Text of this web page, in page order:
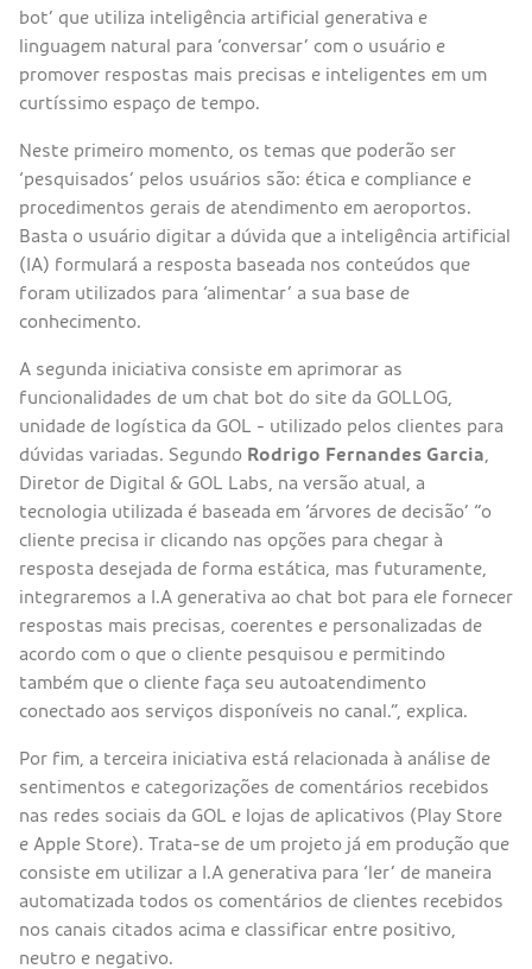
bot’ que utiliza inteligência artificial generativa e
linguagem natural para ‘conversar’ com o usuário e
promover respostas mais precisas e inteligentes em um
curtíssimo espaço de tempo.
Neste primeiro momento, os temas que poderão ser
‘pesquisados’ pelos usuários são: ética e compliance e
procedimentos gerais de atendimento em aeroportos.
Basta o usuário digitar a dúvida que a inteligência artificial
(IA) formulará a resposta baseada nos conteúdos que
foram utilizados para ‘alimentar’ a sua base de
conhecimento.
A segunda iniciativa consiste em aprimorar as
funcionalidades de um chat bot do site da GOLLOG,
unidade de logística da GOL - utilizado pelos clientes para
dúvidas variadas. Segundo Rodrigo Fernandes Garcia
Diretor de Digital & GOL Labs, na versão atual, a
tecnologia utilizada é baseada em ‘árvores de decisão’ “o
cliente precisa ir clicando nas opções para chegar à
resposta desejada de forma estática, mas futuramente,
integraremos a I.A generativa ao chat bot para ele fornecer
respostas mais precisas, coerentes e personalizadas de
acordo com o que o cliente pesquisou e permitindo
também que o cliente faça seu autoatendimento
conectado aos serviços disponíveis no canal.”, explica.
Por fim, a terceira iniciativa está relacionada à análise de
sentimentos e categorizações de comentários recebidos
nas redes sociais da GOL e lojas de aplicativos (Play Store
e Apple Store). Trata-se de um projeto já em produção que
consiste em utilizar a I.A generativa para ‘ler’ de maneira
automatizada todos os comentários de clientes recebidos
nos canais citados acima e classificar entre positivo,
neutro e negativo.